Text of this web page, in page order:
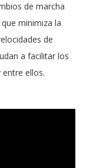
de marcha
minimiza la
de
a facilitar los
ellos.